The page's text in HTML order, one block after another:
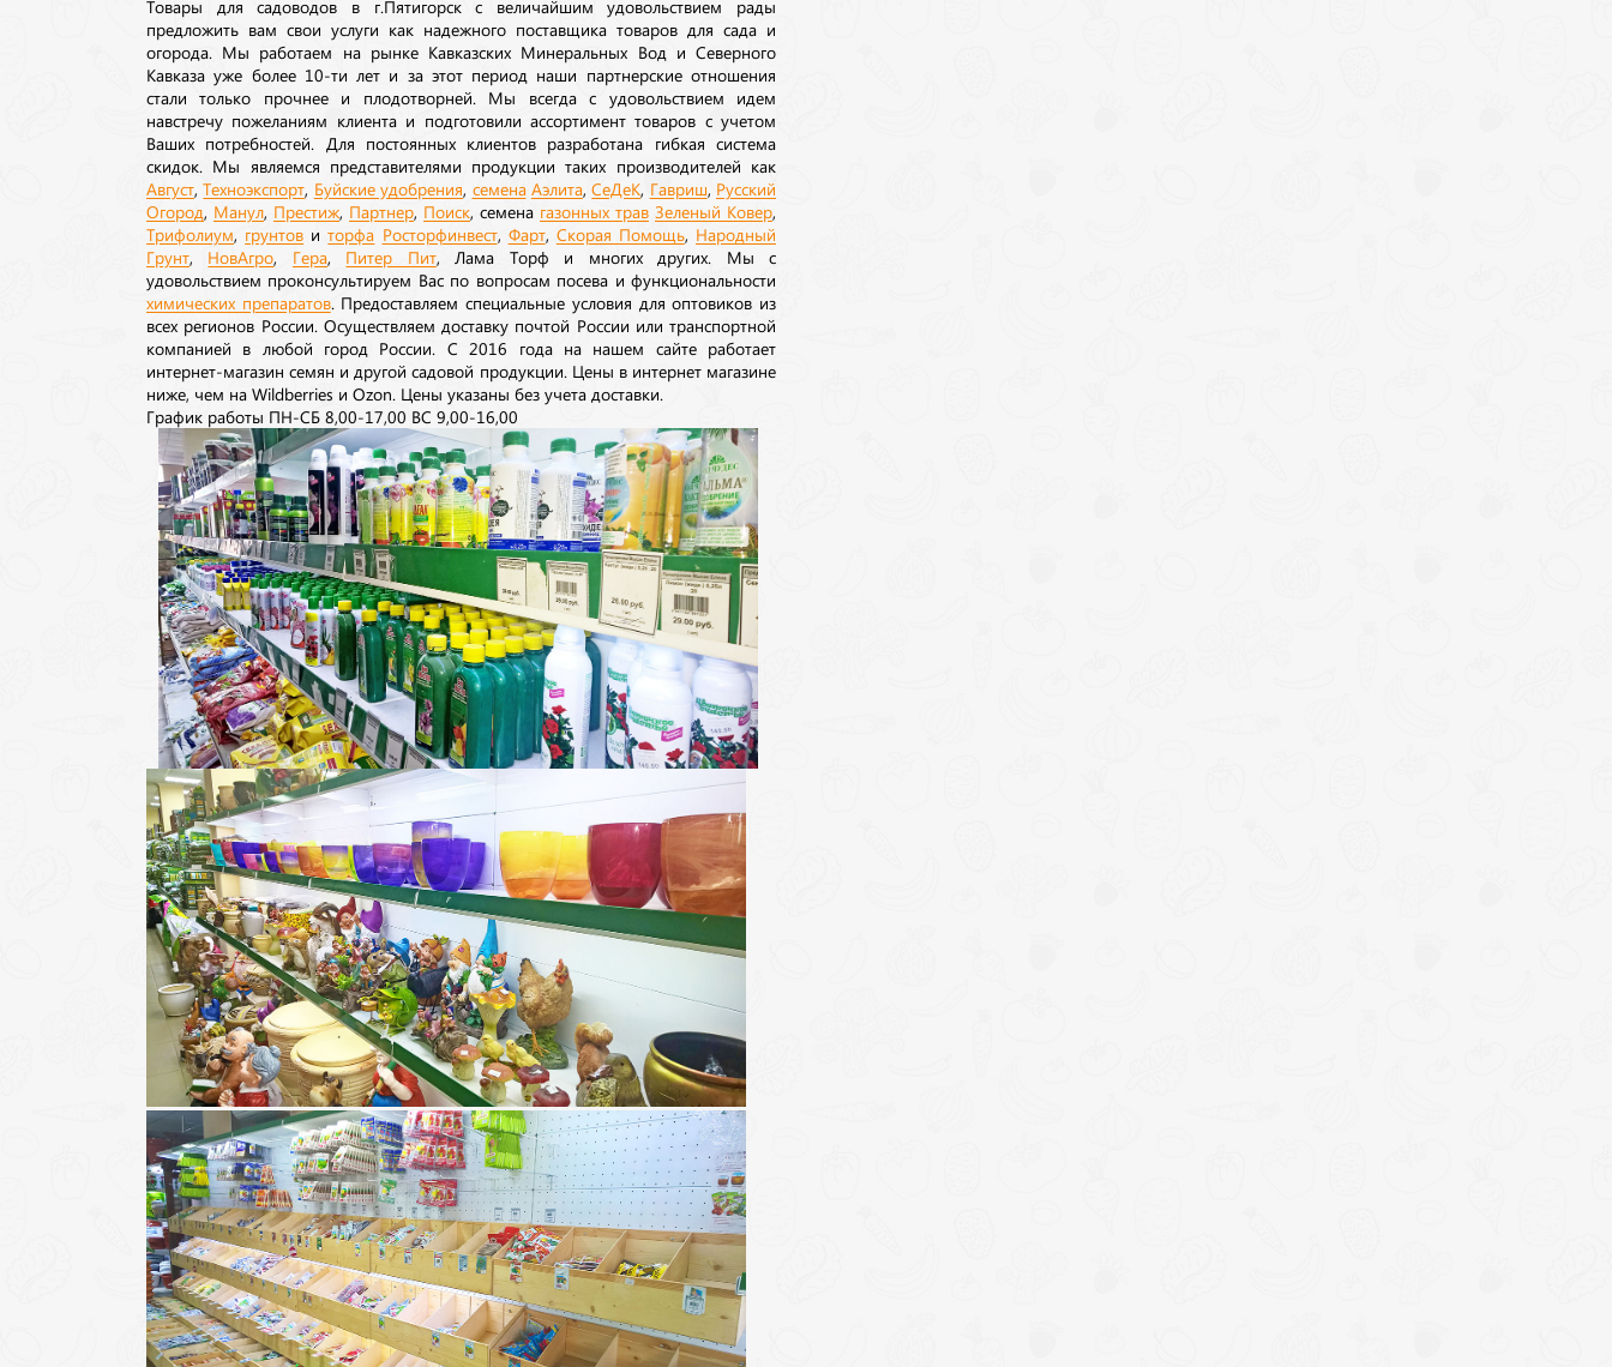
Товары для садоводов в г.Пятигорск с величайшим удовольствием рады
предложить вам свои услуги как надежного поставщика товаров для сада и
огорода. Мы работаем на рынке Кавказских Минеральных Вод и Северного
Кавказа уже более 10-ти лет и за этот период наши партнерские отношения
стали только прочнее и плодотворней. Мы всегда с удовольствием идем
навстречу пожеланиям клиента и подготовили ассортимент товаров с учетом
Ваших потребностей. Для постоянных клиентов разработана гибкая система
скидок. Мы являемся представителями продукции таких производителей как
Август ,Техноэкспорт Буйские удобрения семена Аэлита,СеДеК Гавриш Русский
Огород Манул Престиж Партнер Поиск , семена газонных трав Зеленый Ковер
Трифолиум грунтов иторфа Росторфинвест, Фарт, Скорая Помощь Народный
Грунт НовАгро Гера, Питер Пит, Лама Торф и многих других. Мы с
удовольствием проконсультируем Вас по вопросам посева и функциональности
химических препаратов. Предоставляем специальные условия для оптовиков из
всех регионов России. Осуществляем доставку почтой России или транспортной
компанией в любой город России. С 2016 года на нашем сайте работает
интернет-магазин семян и другой садовой продукции. Цены в интернет магазине
ниже, чем на Wildberries и Ozon. Цены указаны без учета доставки.
График работы ПН-СБ 8,00-17,00 ВС 9,00-16,00